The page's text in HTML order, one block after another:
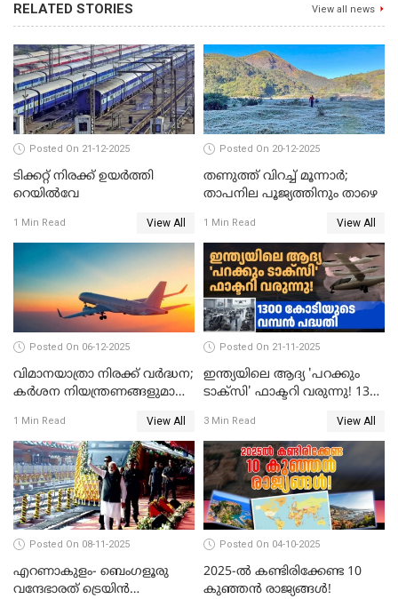
RELATED STORIES View all news
Posted On 21-12-2025
ടിക്കറ്റ് നിരക്ക് ഉയർത്തി
റെയില്‍വേ
1 Min Read View All
Posted On 20-12-2025
തണുത്ത് വിറച്ച് മൂന്നാർ;
താപനില പൂജ്യത്തിനും താഴെ
1 Min Read View All
Posted On 06-12-2025
വിമാനയാത്രാ നിരക്ക് വർദ്ധന;
കർശന നിയന്ത്രണങ്ങളുമായി
1 Min Read View All
Posted On 21-11-2025
ഇന്ത്യയിലെ ആദ്യ 'പറക്കും
ടാക്സി' ഫാക്ടറി വരുന്നു! 1300
3 Min Read View All
Posted On 08-11-2025
എറണാകുളം- ബെംഗളൂരു
വന്ദേഭാരത് ട്രെയിന്‍
Posted On 04-10-2025
2025-ൽ കണ്ടിരിക്കേണ്ട 10
കുഞ്ഞൻ രാജ്യങ്ങൾ!